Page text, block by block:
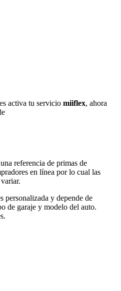
activa tu servicio miiflex, ahora
referencia de primas de
en línea por lo cual las
personalizada y depende de
de garaje y modelo del auto.